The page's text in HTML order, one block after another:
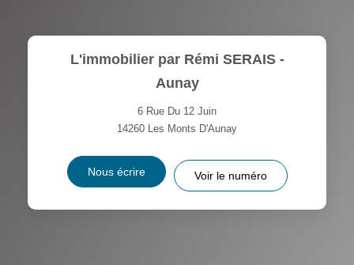
L'immobilier par Rémi SERAIS -
Aunay
6 Rue Du 12 Juin
14260 Les Monts D'Aunay
Nous écrire Voir le numéro